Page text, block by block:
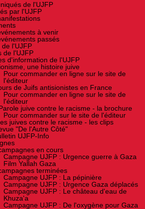
de l'UJFP
par l'UJFP
à venir
passés
de l'UJFP
de l'UJFP
d'information de l'UJFP
une histoire juive
Pour commander en ligne sur le site de
l'éditeur
de Juifs antisionistes en France
Pour commander en ligne sur le site de
l'éditeur
juive contre le racisme - la brochure
Pour commander sur le site de l'éditeur
juives contre le racisme - les clips
"De l'Autre Côté"
UJFP-Info
en cours
Campagne UJFP : Urgence guerre à Gaza
Film Yallah Gaza
terminées
Campagne UJFP : La pépinière
Campagne UJFP : Urgence Gaza déplacés
Campagne UJFP : Le château d'eau de
Khuza'a
Campagne UJFP : De l'oxygène pour Gaza